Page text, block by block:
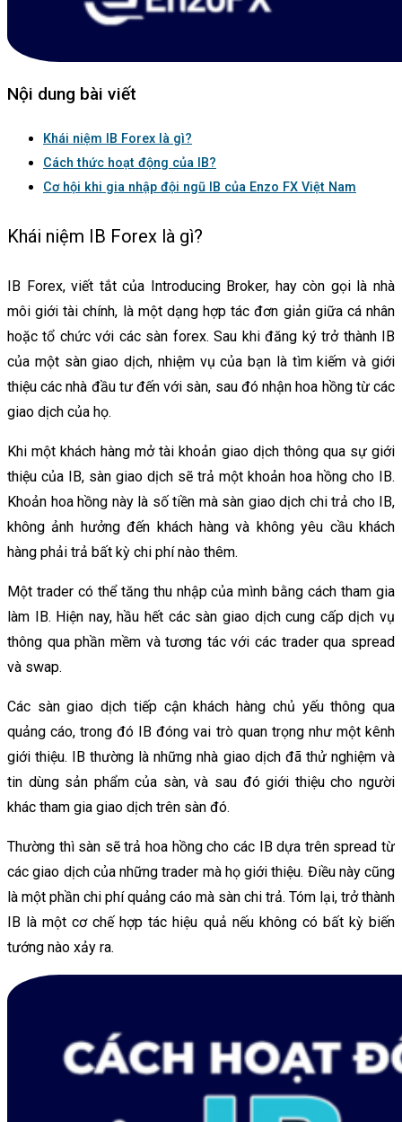
Nội dung bài viết
Khái niệm IB Forex là gì?
Cách thức hoạt động của IB?
Cơ hội khi gia nhập đội ngũ IB của Enzo FX Việt Nam
Khái niệm IB Forex là gì?
IB Forex, viết tắt của Introducing Broker, hay còn gọi là nhà
môi giới tài chính, là một dạng hợp tác đơn giản giữa cá nhân
hoặc tổ chức với các sàn forex. Sau khi đăng ký trở thành IB
của một sàn giao dịch, nhiệm vụ của bạn là tìm kiếm và giới
thiệu các nhà đầu tư đến với sàn, sau đó nhận hoa hồng từ các
giao dịch của họ.
Khi một khách hàng mở tài khoản giao dịch thông qua sự giới
thiệu của IB, sàn giao dịch sẽ trả một khoản hoa hồng cho IB.
Khoản hoa hồng này là số tiền mà sàn giao dịch chi trả cho IB,
không ảnh hưởng đến khách hàng và không yêu cầu khách
hàng phải trả bất kỳ chi phí nào thêm.
Một trader có thể tăng thu nhập của mình bằng cách tham gia
làm IB. Hiện nay, hầu hết các sàn giao dịch cung cấp dịch vụ
thông qua phần mềm và tương tác với các trader qua spread
và swap.
Các sàn giao dịch tiếp cận khách hàng chủ yếu thông qua
quảng cáo, trong đó IB đóng vai trò quan trọng như một kênh
giới thiệu. IB thường là những nhà giao dịch đã thử nghiệm và
tin dùng sản phẩm của sàn, và sau đó giới thiệu cho người
khác tham gia giao dịch trên sàn đó.
Thường thì sàn sẽ trả hoa hồng cho các IB dựa trên spread từ
các giao dịch của những trader mà họ giới thiệu. Điều này cũng
là một phần chi phí quảng cáo mà sàn chi trả. Tóm lại, trở thành
IB là một cơ chế hợp tác hiệu quả nếu không có bất kỳ biến
tướng nào xảy ra.